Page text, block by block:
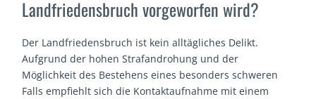
Landfriedensbruch vorgeworfen wird?
Der Landfriedensbruch ist kein alltägliches Delikt.
Aufgrund der hohen Strafandrohung und der
Möglichkeit des Bestehens eines besonders schweren
Falls empfiehlt sich die Kontaktaufnahme mit einem